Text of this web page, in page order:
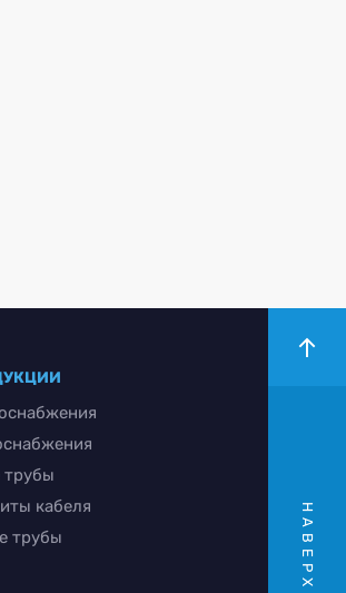
НАВЕРХ
трубы
кабеля
трубы